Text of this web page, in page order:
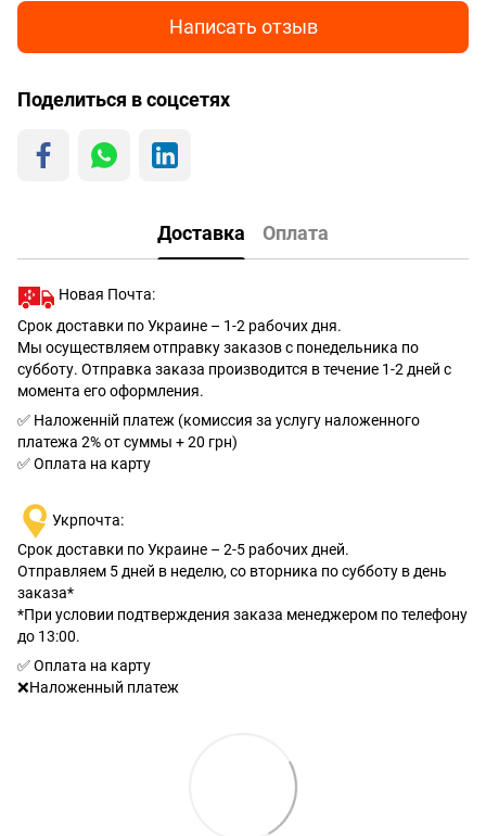
Написать отзыв
Поделиться в соцсетях
Доставка Оплата
Новая Почта:
Срок доставки по Украине – 1-2 рабочих дня.
Мы осуществляем отправку заказов с понедельника по
субботу. Отправка заказа производится в течение 1-2 дней с
момента его оформления.
✅ Наложенній платеж (комиссия за услугу наложенного
платежа 2% от суммы + 20 грн)
✅ Оплата на карту
Укрпочта:
Срок доставки по Украине – 2-5 рабочих дней.
Отправляем 5 дней в неделю, со вторника по субботу в день
заказа*
*При условии подтверждения заказа менеджером по телефону
до 13:00.
✅ Оплата на карту
❌Наложенный платеж